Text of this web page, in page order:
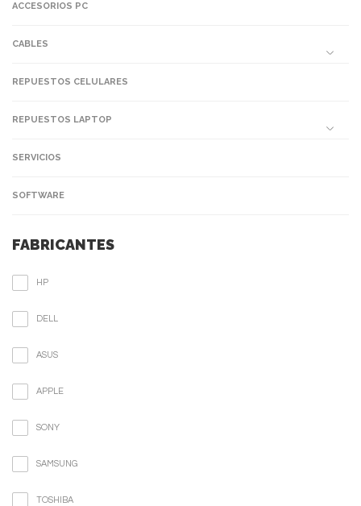
ACCESORIOS PC
CABLES
REPUESTOS CELULARES
REPUESTOS LAPTOP
SERVICIOS
SOFTWARE
FABRICANTES
HP
DELL
ASUS
APPLE
SONY
SAMSUNG
TOSHIBA